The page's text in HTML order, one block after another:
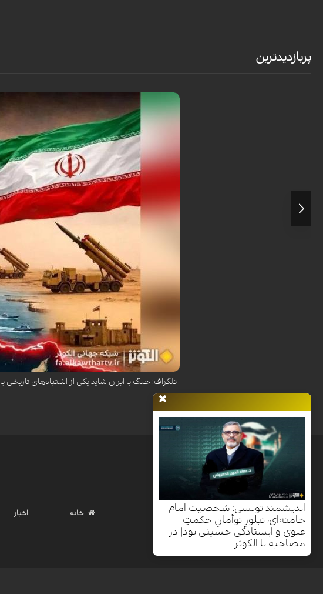
پربازدیدترین
روزنامه دیلی تلگراف در تحلیلی هشدار داده است که جنگ
تلگراف: جنگ با ایران شاید یکی از اشتباه‌های تاریخی
اندیشمند تونسی: شخصیت امام
خامنه‌ای، تبلورِ توأمانِ حکمتِ
علوی و ایستادگی حسینی بود| در
مصاحبه با الکوثر
خانه اخبار